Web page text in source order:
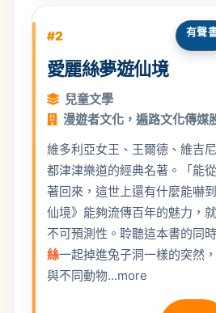
#2 有聲
愛麗絲夢遊仙境
兒童文學
漫遊者文化，遍路文化傳媒
維多利亞女王、王爾德、維吉
都津津樂道的經典名著。「能
著回來，這世上還有什麼能嚇
仙境》能夠流傳百年的魅力，
不可預測性。聆聽這本書的同
絲一起掉進兔子洞一樣的突然
與不同動物...more